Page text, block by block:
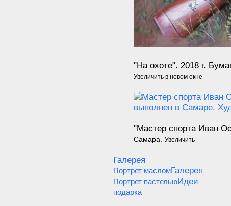
"На охоте". 2018 г.
Увеличить в новом окне
"Мастер спорта Иван
Самара.
Увеличить
Галерея
Портрет масломГалерея
Портрет пастельюИдеи
подарка